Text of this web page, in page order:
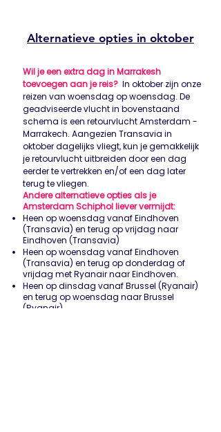
Alternatieve opties in oktober
Wil je een extra dag in Marrakesh
toevoegen aan je reis? In oktober zijn onze
reizen van woensdag op woensdag. De
geadviseerde vlucht in bovenstaand
schema is een retourvlucht Amsterdam -
Marrakech. Aangezien Transavia in
oktober dagelijks vliegt, kun je gemakkelijk
je retourvlucht uitbreiden door een dag
eerder te vertrekken en/of een dag later
terug te vliegen.
Andere alternatieve opties als je
Amsterdam Schiphol liever vermijdt:
Heen op woensdag vanaf Eindhoven
(Transavia) en terug op vrijdag naar
Eindhoven (Transavia)
Heen op woensdag vanaf Eindhoven
(Transavia) en terug op donderdag of
vrijdag met Ryanair naar Eindhoven.
Heen op dinsdag vanaf Brussel (Ryanair)
en terug op woensdag naar Brussel
(Ryanair).